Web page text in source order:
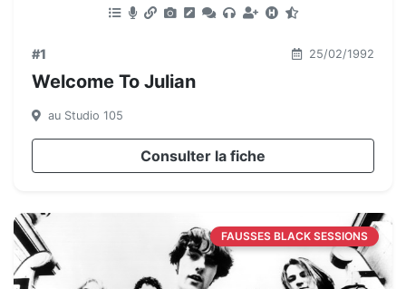
#1 25/02/1992
Welcome To Julian
au Studio 105
Consulter la fiche
FAUSSES BLACK SESSIONS